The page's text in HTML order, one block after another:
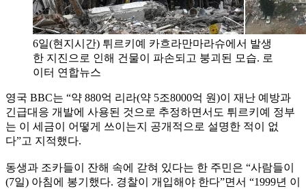
6일(현지시간) 튀르키예 카흐라만마라슈에서 발생
한 지진으로 인해 건물이 파손되고 붕괴된 모습. 로
이터 연합뉴스
영국 BBC는 “약 880억 리라(약 5조8000억 원)이 재난 예방과
긴급대응 개발에 사용된 것으로 추정하면서도 튀르키예 정부
는 이 세금이 어떻게 쓰이는지 공개적으로 설명한 적이 없
다”고 지적했다.
동생과 조카들이 잔해 속에 갇혀 있다는 한 주민은 “사람들이
(7일) 아침에 봉기했다. 경찰이 개입해야 한다”면서 “1999년 이